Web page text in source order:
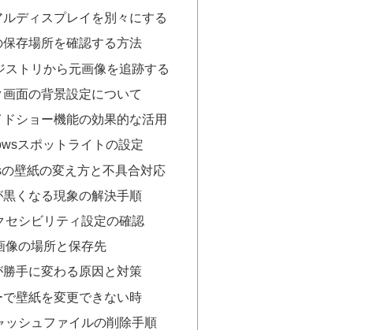
ルディスプレイを別々にする
保存場所を確認する方法
ストリから元画像を追跡する
画面の背景設定について
ドショー機能の効果的な活用
スポットライトの設定
壁紙の変え方と不具合対応
黒くなる現象の解決手順
セシビリティ設定の確認
像の場所と保存先
勝手に変わる原因と対策
で壁紙を変更できない時
ッシュファイルの削除手順